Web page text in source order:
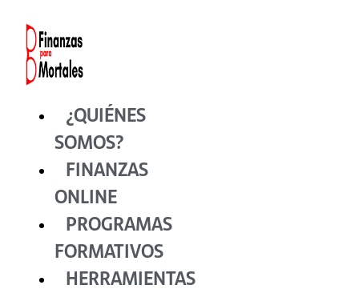
contenido
¿QUIÉNES
SOMOS?
FINANZAS
ONLINE
PROGRAMAS
FORMATIVOS
HERRAMIENTAS